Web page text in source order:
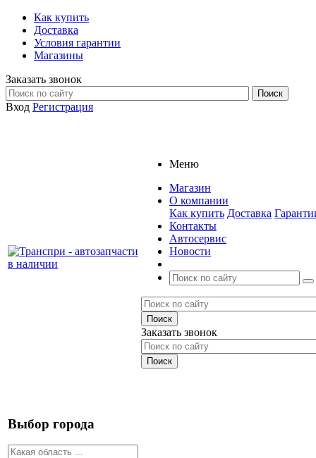
Как купить
Доставка
Условия гарантии
Магазины
Заказать звонок
Вход Регистрация
Меню
Магазин
О компании
Как купить Доставка
Контакты
Автосервис
Новости
Заказать звонок
Выбор города